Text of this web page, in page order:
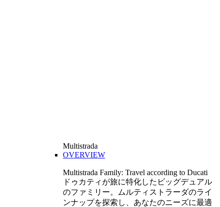
Multistrada
OVERVIEW
Multistrada Family: Travel according to Ducati
ドゥカティが旅に特化したビッグデュアル
のファミリー。ムルティストラーダのライ
ンナップを探索し、あなたのニーズに最適